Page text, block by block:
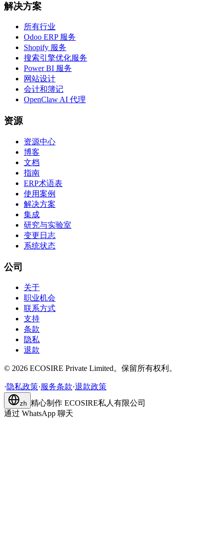
解决方案
所有行业
Odoo ERP 服务
Shopify 服务
搜索引擎优化服务
Power BI 服务
网站设计
会计和簿记
OpenClaw AI 代理
资源
资源中心
博客
文档
指南
ERP术语表
使用案例
解决方案
集成
研究与实验室
变更日志
系统状态
公司
关于
职业机会
联系方式
支持
条款
隐私
退款
© 2026 ECOSIRE Private Limited。保留所有权利。
·隐私政策·服务条款·退款政策
zh 精心制作 ECOSIRE私人有限公司
通过 WhatsApp 聊天